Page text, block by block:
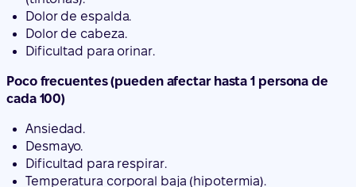
cada 100)
Ansiedad.
Desmayo.
Dificultad para respirar.
Temperatura corporal baja (hipotermia).
Algunos síntomas pueden ocurrir si la inyección se
administra accidentalmente en un vaso sanguíneo o
si se administra demasiada Ropivacaína B. Braun (ver
arriba también sección "Si le administran más
Ropivacaína B. Braun de la que deben" más arriba).